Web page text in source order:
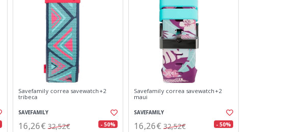
Savefamily correa savewatch+2
tribeca
SAVEFAMILY
16,26€ 32,52€ - 50%
Savefamily correa savewatch+2
maui
SAVEFAMILY
16,26€ 32,52€ - 50%